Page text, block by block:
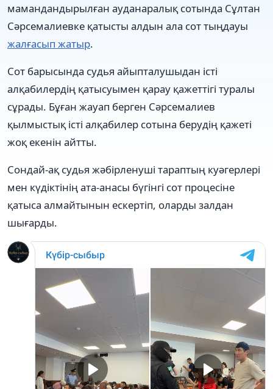
мамандандырылған ауданаралық сотында Сұлтан
Сәрсемалиевке қатысты алдын ала сот тыңдауы
жалғасып жатыр.
Сот барысында судья айыпталушыдан істі
алқабилердің қатысуымен қарау қажеттігі туралы
сұрады. Бұған жауап берген Сәрсемалиев
қылмыстық істі алқабилер сотына берудің қажеті
жоқ екенін айтты.
Сондай-ақ судья жәбірленуші тараптың куәгерлері
мен күдіктінің ата-анасы бүгінгі сот процесіне
қатыса алмайтынын ескертіп, оларды залдан
шығарды.